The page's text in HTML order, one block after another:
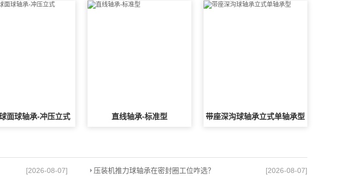
面球轴承-冲压立式 直线轴承-标准型 带座深沟球轴承立式单轴承型
[2026-08-07] 压装机推力球轴承在密封圈工位咋选？ [2026-08-07]